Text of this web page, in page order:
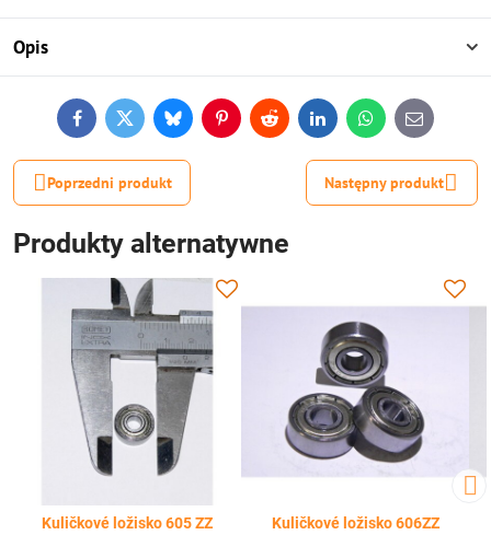
Opis
FacebookTwitterBlueskyPinterestReddit LinkedInWhatsApp
E-
mail
Poprzedni produkt Następny produkt
Produkty alternatywne
Kuličkové ložisko 605 ZZ Kuličkové ložisko 606ZZ